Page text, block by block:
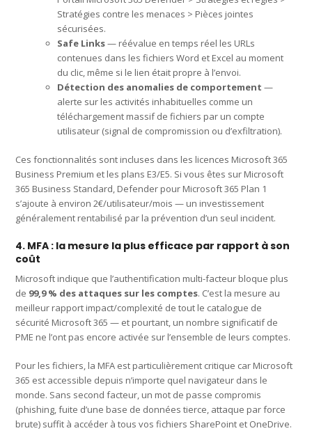
Stratégies contre les menaces > Pièces jointes
sécurisées.
Safe Links— réévalue en temps réel les URLs
contenues dans les fichiers Word et Excel au moment
du clic, même si le lien était propre à l’envoi.
Détection des anomalies de comportement —
alerte sur les activités inhabituelles comme un
téléchargement massif de fichiers par un compte
utilisateur (signal de compromission ou d’exfiltration).
Ces fonctionnalités sont incluses dans les licences Microsoft 365
Business Premium et les plans E3/E5. Si vous êtes sur Microsoft
365 Business Standard, Defender pour Microsoft 365 Plan 1
s’ajoute à environ 2€/utilisateur/mois — un investissement
généralement rentabilisé par la prévention d’un seul incident.
4. MFA : la mesure la plus efficace par rapport à son
coût
Microsoft indique que l’authentification multi-facteur bloque plus
de 99,9 % des attaques sur les comptes. C’est la mesure au
meilleur rapport impact/complexité de tout le catalogue de
sécurité Microsoft 365 — et pourtant, un nombre significatif de
PME ne l’ont pas encore activée sur l’ensemble de leurs comptes.
Pour les fichiers, la MFA est particulièrement critique car Microsoft
365 est accessible depuis n’importe quel navigateur dans le
monde. Sans second facteur, un mot de passe compromis
(phishing, fuite d’une base de données tierce, attaque par force
brute) suffit à accéder à tous vos fichiers SharePoint et OneDrive.